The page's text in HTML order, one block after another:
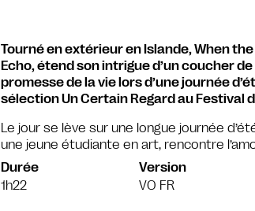
Tourné en extérieur en Islande, When
Echo, étend son intrigue d’un coucher
promesse de la vie lors d’une journée
sélection Un Certain Regard au Festival
Le jour se lève sur une longue journée
une jeune étudiante en art, rencontre
Durée
1h22
Version
VO FR